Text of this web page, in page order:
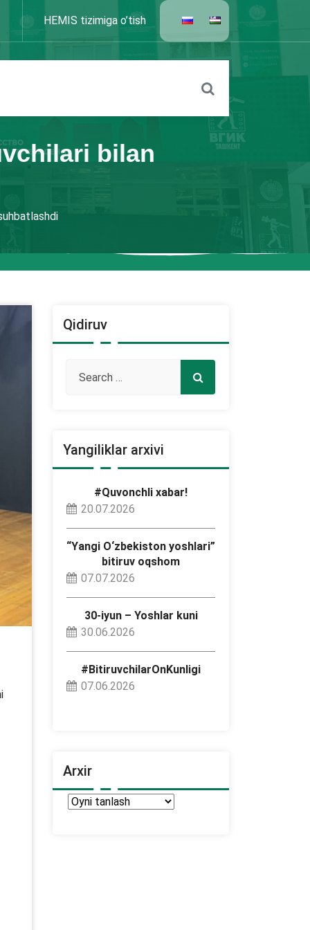
HEMIS tizimiga o’tish
bilan
Qidiruv
Yangiliklar arxivi
#Quvonchli xabar!
20.07.2026
“Yangi O‘zbekiston yoshlari”
bitiruv oqshom
07.07.2026
30-iyun – Yoshlar kuni
30.06.2026
#BitiruvchilarOnKunligi
07.06.2026
Arxir
Arxir